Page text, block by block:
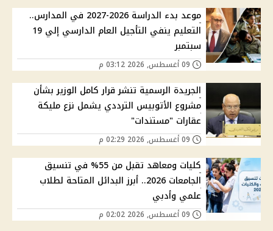
موعد بدء الدراسة 2026-2027 في المدارس..
التعليم ينفي التأجيل العام الدارسي إلي 19
سبتمبر
الجريدة الرسمية تنشر قرار كامل الوزير بشأن
مشروع الأتوبيس الترددي يشمل نزع مليكة
عقارات "مستندات"
كليات ومعاهد تقبل من 55% في تنسيق
الجامعات 2026.. أبرز البدائل المتاحة لطلاب
علمي وأدبي